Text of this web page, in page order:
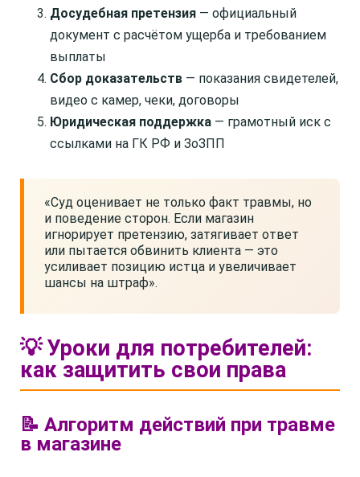
Досудебная претензия — официальный
документ с расчётом ущерба и требованием
выплаты
Сбор доказательств — показания свидетелей,
видео с камер, чеки, договоры
Юридическая поддержка — грамотный иск с
ссылками на ГК РФ и ЗоЗПП
«Суд оценивает не только факт травмы, но
и поведение сторон. Если магазин
игнорирует претензию, затягивает ответ
или пытается обвинить клиента — это
усиливает позицию истца и увеличивает
шансы на штраф».
💡 Уроки для потребителей:
как защитить свои права
📝 Алгоритм действий при травме
в магазине